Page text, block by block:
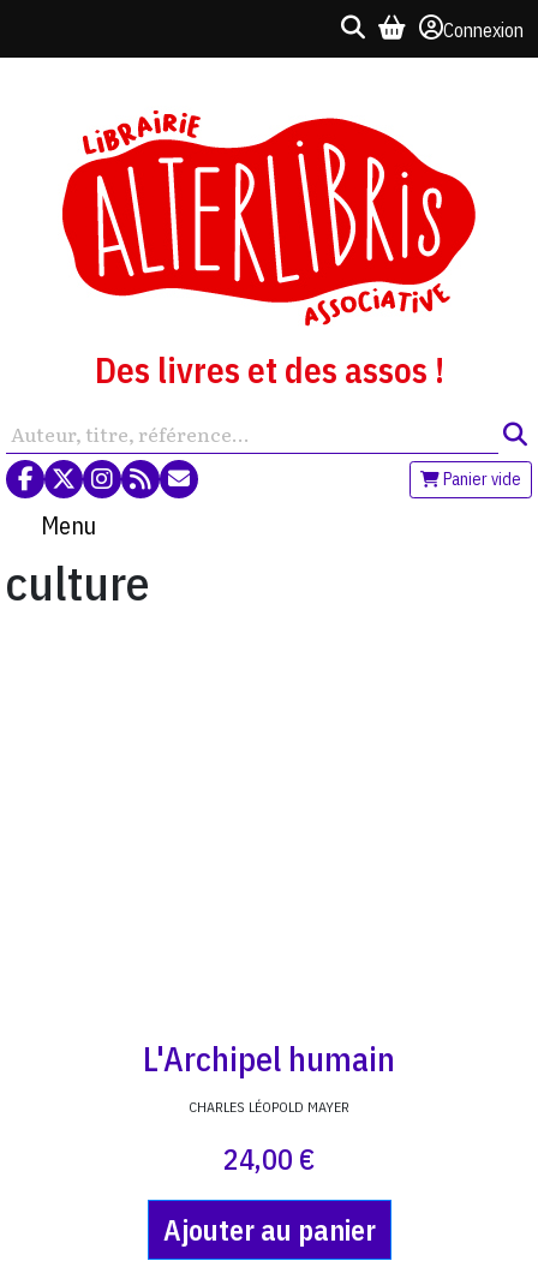
Connexion
Des livres et des assos !
Panier vide
Menu
culture
L'Archipel humain
CHARLES LÉOPOLD MAYER
24,00 €
Ajouter au panier